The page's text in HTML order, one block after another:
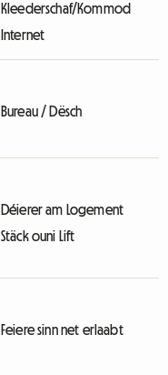
Kleederschaf/Kommod
Internet
Bureau / Dësch
Déierer am Logement
Stäck ouni Lift
Feiere sinn net erlaabt